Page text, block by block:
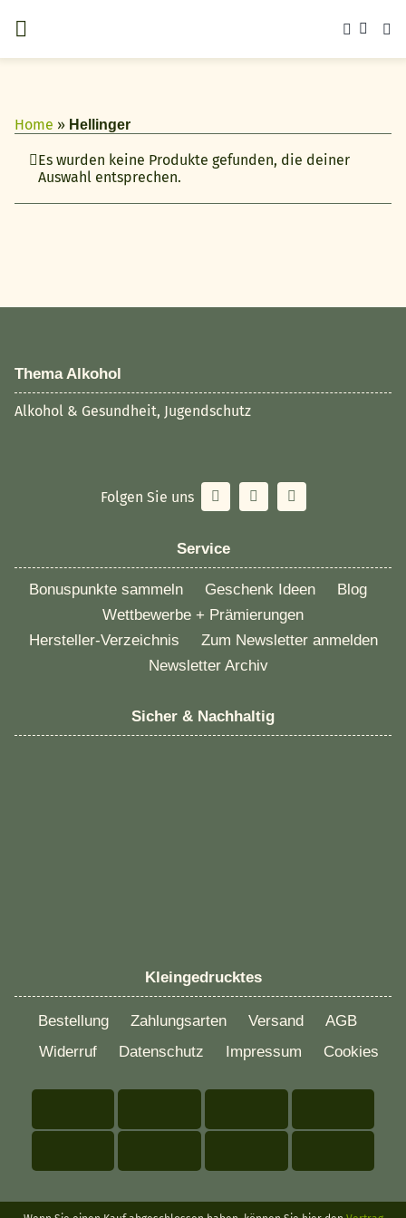
Inhalt
springen
Home » Hellinger
Es wurden keine Produkte gefunden, die deiner
Auswahl entsprechen.
Thema Alkohol
Alkohol & Gesundheit, Jugendschutz
Folgen Sie uns
Service
Bonuspunkte sammeln Geschenk Ideen
Blog
Wettbewerbe + Prämierungen
Hersteller-Verzeichnis
Zum Newsletter anmelden
Newsletter Archiv
Sicher & Nachhaltig
Kleingedrucktes
Bestellung Zahlungsarten Versand
AGB
Widerruf
Datenschutz Impressum Cookies